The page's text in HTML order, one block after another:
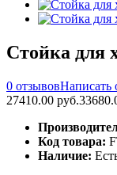
Стойка для
0 отзывовНаписать
27410.00 руб.
Код товара:
Наличие: